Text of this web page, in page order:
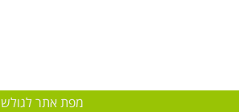
מפת אתר לגולש